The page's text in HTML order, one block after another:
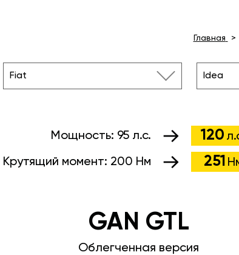
Главная
Fiat Idea
Мощность: 95 л.с. 120
Крутящий момент: 200 Нм 251
GAN GTL
Облегченная версия